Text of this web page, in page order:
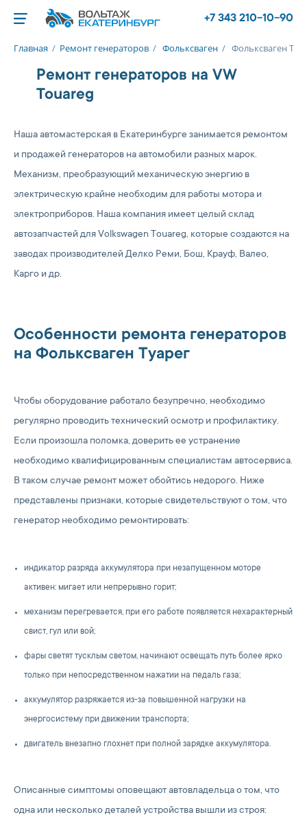
+7 343 210-10-90
Главная / Ремонт генераторов / Фольксваген / Фольксваген
Ремонт генераторов на VW
Touareg
Наша автомастерская в Екатеринбурге занимается ремонтом
и продажей генераторов на автомобили разных марок.
Механизм, преобразующий механическую энергию в
электрическую крайне необходим для работы мотора и
электроприборов. Наша компания имеет целый склад
автозапчастей для Volkswagen Touareg, которые создаются на
заводах производителей Делко Реми, Бош, Крауф, Валео,
Карго и др.
Особенности ремонта генераторов
на Фольксваген Туарег
Чтобы оборудование работало безупречно, необходимо
регулярно проводить технический осмотр и профилактику.
Если произошла поломка, доверить ее устранение
необходимо квалифицированным специалистам автосервиса.
В таком случае ремонт может обойтись недорого. Ниже
представлены признаки, которые свидетельствуют о том, что
генератор необходимо ремонтировать:
индикатор разряда аккумулятора при незапущенном моторе
активен: мигает или непрерывно горит;
механизм перегревается, при его работе появляется нехарактерный
свист, гул или вой;
фары светят тусклым светом, начинают освещать путь более ярко
только при непосредственном нажатии на педаль газа;
аккумулятор разряжается из-за повышенной нагрузки на
энергосистему при движении транспорта;
двигатель внезапно глохнет при полной зарядке аккумулятора.
Описанные симптомы оповещают автовладельца о том, что
одна или несколько деталей устройства вышли из строя: